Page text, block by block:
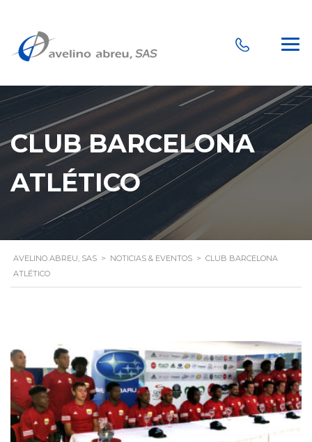
CLUB BARCELONA
ATLÉTICO
AVELINO ABREU, SAS > NOTICIAS & EVENTOS > CLUB BARCELONA
ATLÉTICO